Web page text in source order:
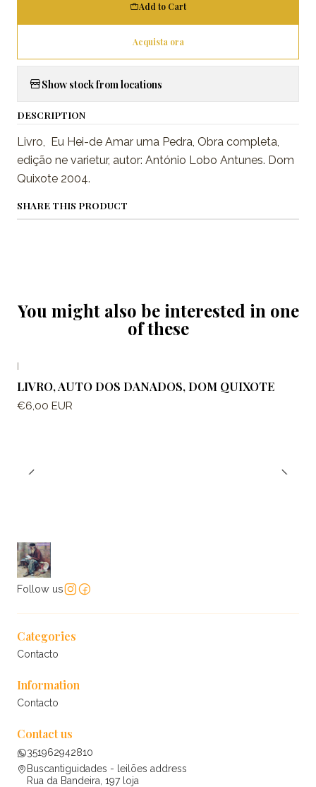
Add to Cart
Acquista ora
Show stock from locations
DESCRIPTION
Livro, Eu Hei-de Amar uma Pedra, Obra completa,
edição ne varietur, autor: António Lobo Antunes. Dom
Quixote 2004.
SHARE THIS PRODUCT
You might also be interested in one
of these
LIVRO, AUTO DOS DANADOS, DOM QUIXOTE
€6,00 EUR
Follow us
Categories
Contacto
Information
Contacto
Contact us
351962942810
Buscantiguidades - leilões address
Rua da Bandeira, 197 loja